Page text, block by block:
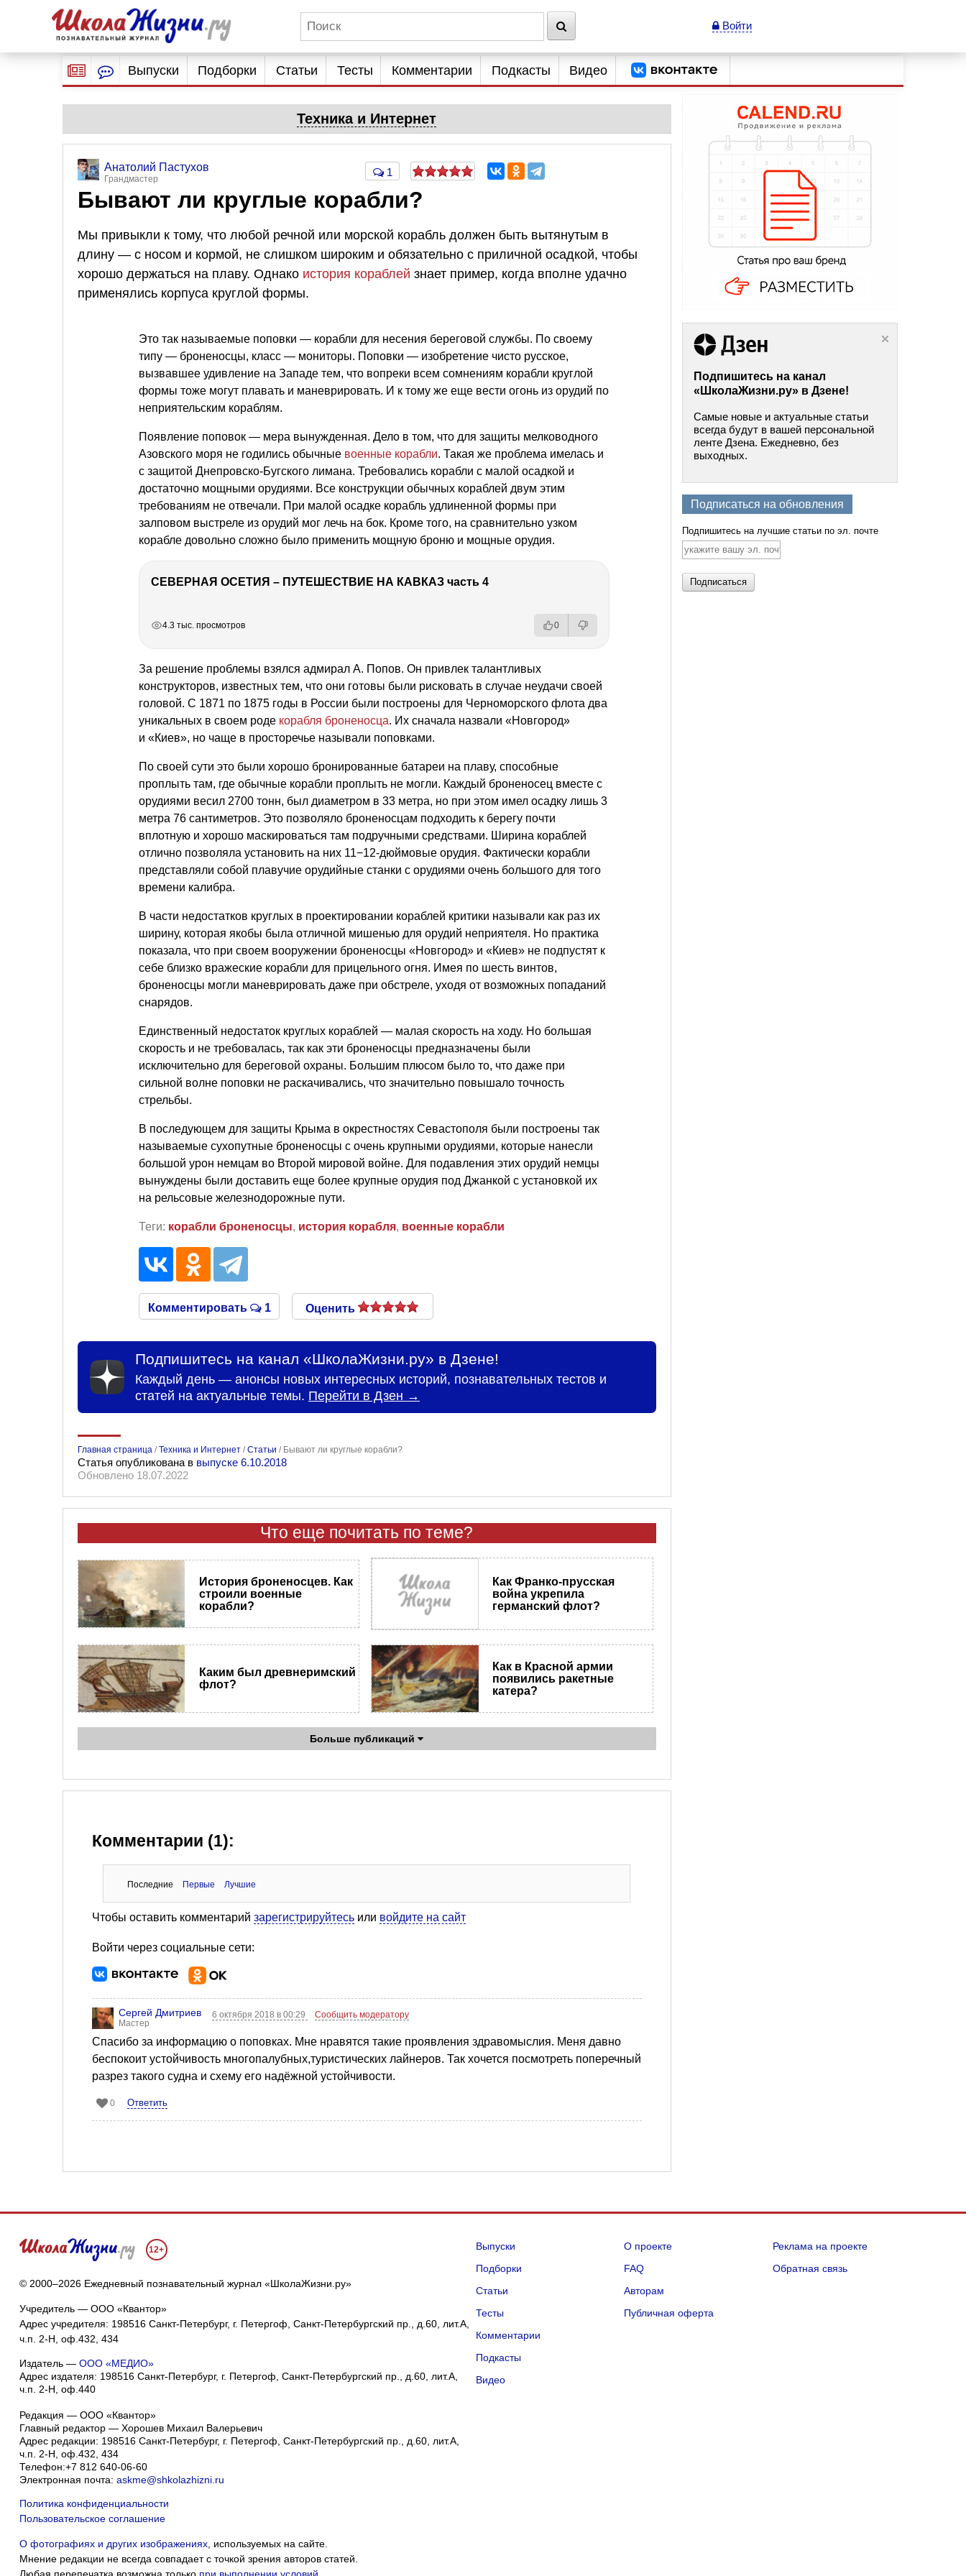
Войти
Выпуски Подборки Статьи Тесты Комментарии Подкасты Видео
Техника и Интернет
Анатолий Пастухов
Грандмастер
1
Бывают ли круглые корабли?
Мы привыкли к тому, что любой речной или морской корабль должен быть вытянутым в
длину — с носом и кормой, не слишком широким и обязательно с приличной осадкой, чтобы
хорошо держаться на плаву. Однако история кораблей знает пример, когда вполне удачно
применялись корпуса круглой формы.
Это так называемые поповки — корабли для несения береговой службы. По своему
типу — броненосцы, класс — мониторы. Поповки — изобретение чисто русское,
вызвавшее удивление на Западе тем, что вопреки всем сомнениям корабли круглой
формы тоже могут плавать и маневрировать. И к тому же еще вести огонь из орудий по
неприятельским кораблям.
Появление поповок — мера вынужденная. Дело в том, что для защиты мелководного
Азовского моря не годились обычные военные корабли. Такая же проблема имелась и
с защитой Днепровско-Бугского лимана. Требовались корабли с малой осадкой и
достаточно мощными орудиями. Все конструкции обычных кораблей двум этим
требованиям не отвечали. При малой осадке корабль удлиненной формы при
залповом выстреле из орудий мог лечь на бок. Кроме того, на сравнительно узком
корабле довольно сложно было применить мощную броню и мощные орудия.
СЕВЕРНАЯ ОСЕТИЯ – ПУТЕШЕСТВИЕ НА КАВКАЗ часть 4
4.3 тыс. просмотров 0
За решение проблемы взялся адмирал А. Попов. Он привлек талантливых
конструкторов, известных тем, что они готовы были рисковать в случае неудачи своей
головой. С 1871 по 1875 годы в России были построены для Черноморского флота два
уникальных в своем роде корабля броненосца. Их сначала назвали «Новгород»
и «Киев», но чаще в просторечье называли поповками.
По своей сути это были хорошо бронированные батареи на плаву, способные
проплыть там, где обычные корабли проплыть не могли. Каждый броненосец вместе с
орудиями весил 2700 тонн, был диаметром в 33 метра, но при этом имел осадку лишь 3
метра 76 сантиметров. Это позволяло броненосцам подходить к берегу почти
вплотную и хорошо маскироваться там подручными средствами. Ширина кораблей
отлично позволяла установить на них 11−12-дюймовые орудия. Фактически корабли
представляли собой плавучие орудийные станки с орудиями очень большого для того
времени калибра.
В части недостатков круглых в проектировании кораблей критики называли как раз их
ширину, которая якобы была отличной мишенью для орудий неприятеля. Но практика
показала, что при своем вооружении броненосцы «Новгород» и «Киев» не подпустят к
себе близко вражеские корабли для прицельного огня. Имея по шесть винтов,
броненосцы могли маневрировать даже при обстреле, уходя от возможных попаданий
снарядов.
Единственный недостаток круглых кораблей — малая скорость на ходу. Но большая
скорость и не требовалась, так как эти броненосцы предназначены были
исключительно для береговой охраны. Большим плюсом было то, что даже при
сильной волне поповки не раскачивались, что значительно повышало точность
стрельбы.
В последующем для защиты Крыма в окрестностях Севастополя были построены так
называемые сухопутные броненосцы с очень крупными орудиями, которые нанесли
большой урон немцам во Второй мировой войне. Для подавления этих орудий немцы
вынуждены были доставить еще более крупные орудия под Джанкой с установкой их
на рельсовые железнодорожные пути.
Теги: корабли броненосцы, история корабля, военные корабли
Комментировать 1 Оценить
Подпишитесь на канал «ШколаЖизни.ру» в Дзене!
Каждый день — анонсы новых интересных историй, познавательных тестов и
статей на актуальные темы. Перейти в Дзен →
Главная страница /Техника и Интернет /Статьи / Бывают ли круглые корабли?
Статья опубликована в выпуске 6.10.2018
Обновлено 18.07.2022
Что еще почитать по теме?
История броненосцев. Как
строили военные
корабли?
Как Франко-прусская
война укрепила
германский флот?
Каким был древнеримский
флот?
Как в Красной армии
появились ракетные
катера?
Больше публикаций
Комментарии (1):
Последние Первые Лучшие
Чтобы оставить комментарий зарегистрируйтесь или войдите на сайт
Войти через социальные сети:
Сергей Дмитриев
Мастер
6 октября 2018 в 00:29 Сообщить модератору
Спасибо за информацию о поповках. Мне нравятся такие проявления здравомыслия. Меня давно
беспокоит устойчивость многопалубных,туристических лайнеров. Так хочется посмотреть поперечный
разрез такого судна и схему его надёжной устойчивости.
0 Ответить
Подпишитесь на канал
«ШколаЖизни.ру» в Дзене!
Самые новые и актуальные статьи
всегда будут в вашей персональной
ленте Дзена. Ежедневно, без
выходных.
Подписаться на обновления
Подпишитесь на лучшие статьи по эл. почте
12+
© 2000–2026 Ежедневный познавательный журнал «ШколаЖизни.ру»
Учредитель — ООО «Квантор»
Адрес учредителя: 198516 Санкт-Петербург, г. Петергоф, Санкт-Петербургский пр., д.60, лит.А,
ч.п. 2-Н, оф.432, 434
Издатель — ООО «МЕДИО»
Адрес издателя: 198516 Санкт-Петербург, г. Петергоф, Санкт-Петербургский пр., д.60, лит.А,
ч.п. 2-Н, оф.440
Редакция — ООО «Квантор»
Главный редактор — Хорошев Михаил Валерьевич
Адрес редакции: 198516 Санкт-Петербург, г. Петергоф Санкт-Петербургский пр., д.60, лит.А,
ч.п. 2-Н, оф.432, 434
Телефон:+7 812 640-06-60
Электронная почта: askme@shkolazhizni.ru
Политика конфиденциальности
Пользовательское соглашение
О фотографиях и других изображениях, используемых на сайте.
Мнение редакции не всегда совпадает с точкой зрения авторов статей.
Любая перепечатка возможна только при выполнении условий
Выпуски
Подборки
Статьи
Тесты
Комментарии
Подкасты
Видео
О проекте
FAQ
Авторам
Публичная оферта
Реклама на проекте
Обратная связь